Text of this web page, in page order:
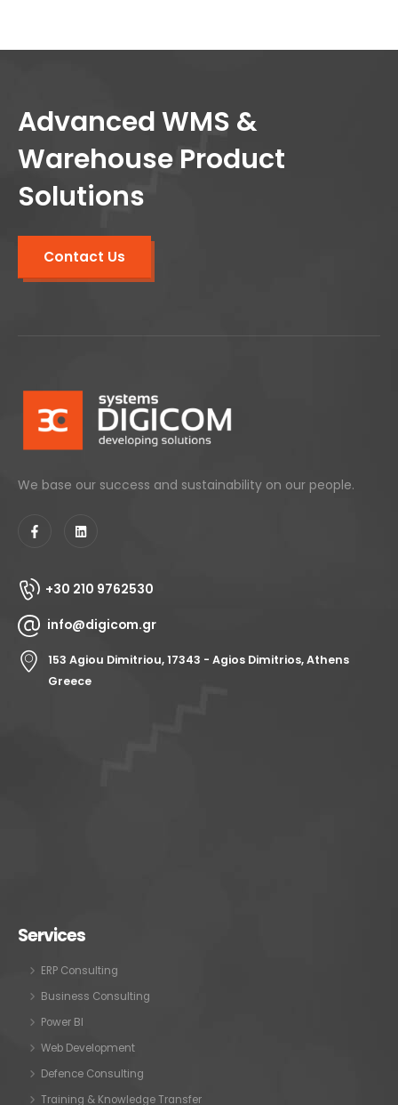
Advanced WMS &
Warehouse Product
Solutions
Contact Us
We base our success and sustainability on our people.
+30 210 9762530
info@digicom.gr
153 Agiou Dimitriou, 17343 - Agios Dimitrios, Athens
Greece
Services
ERP Consulting
Business Consulting
Power BI
Web Development
Defence Consulting
Training & Knowledge Transfer